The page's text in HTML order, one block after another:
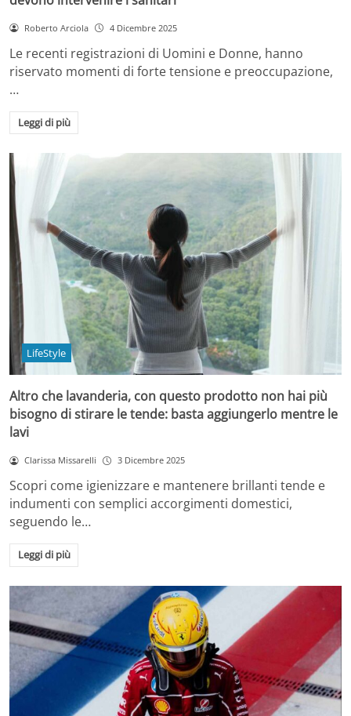
Roberto Arciola 4 Dicembre 2025
Le recenti registrazioni di Uomini e Donne, hanno
riservato momenti di forte tensione e preoccupazione,
…
Leggi di più
LifeStyle
Altro che lavanderia, con questo prodotto non hai più
bisogno di stirare le tende: basta aggiungerlo mentre le
lavi
Clarissa Missarelli 3 Dicembre 2025
Scopri come igienizzare e mantenere brillanti tende e
indumenti con semplici accorgimenti domestici,
seguendo le…
Leggi di più